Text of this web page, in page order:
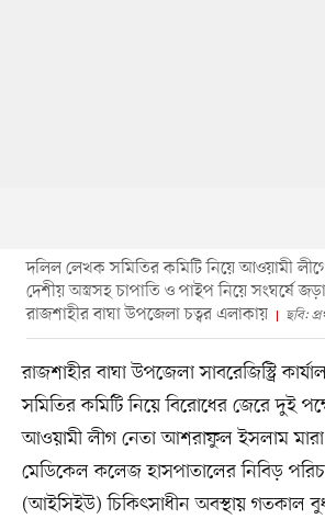
দলিল লেখক সমিতির কমিটি নিয়ে আওয়ামী
দেশীয় অস্ত্রসহ চাপাতি ও পাইপ নিয়ে সংঘর্ষে
রাজশাহীর বাঘা উপজেলা চত্বর এলাকায়
ছবি:
রাজশাহীর বাঘা উপজেলা সাবরেজিস্ট্রি
সমিতির কমিটি নিয়ে বিরোধের জেরে দুই
আওয়ামী লীগ নেতা আশরাফুল ইসলাম মারা
মেডিকেল কলেজ হাসপাতালের নিবিড়
(আইসিইউ) চিকিৎসাধীন অবস্থায় গতকাল